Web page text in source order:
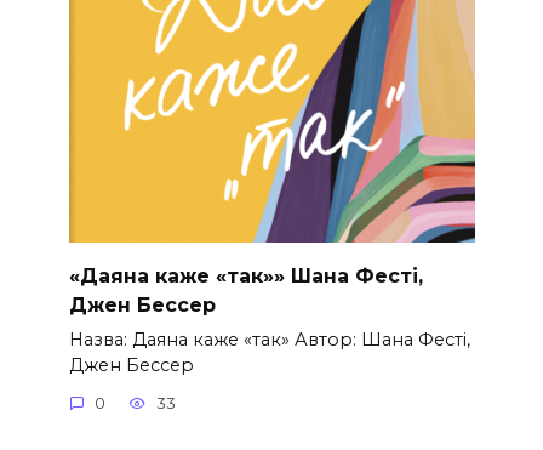
«Даяна каже «так»» Шана Фесті,
Джен Бессер
Назва: Даяна каже «так» Автор: Шана Фесті,
Джен Бессер
0 33